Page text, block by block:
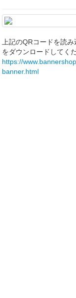
上記のQRコードを読
をダウンロードしてく
https://
banner.html